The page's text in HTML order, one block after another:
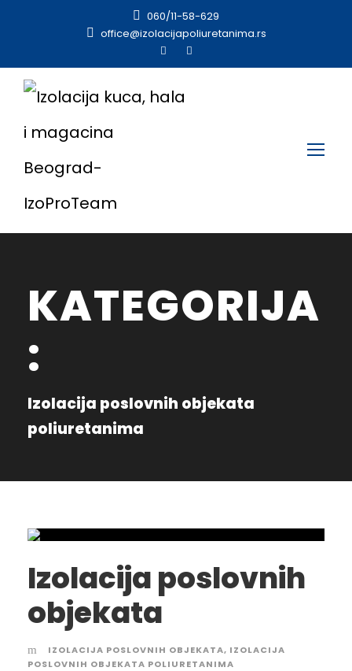
060/11-58-629
office@izolacijapoliuretanima.rs
KATEGORIJA
:
Izolacija poslovnih objekata
poliuretanima
Izolacija poslovnih
objekata
IZOLACIJA POSLOVNIH OBJEKATA, IZOLACIJA
POSLOVNIH OBJEKATA POLIURETANIMA